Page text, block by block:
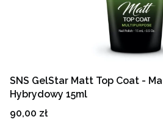
SNS GelStar Matt Top Coat -
Hybrydowy 15ml
Cena
90,00 zł